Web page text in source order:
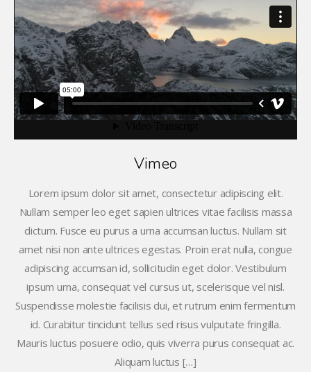
Vimeo
Lorem ipsum dolor sit amet, consectetur adipiscing elit.
Nullam semper leo eget sapien ultrices vitae facilisis massa
dictum. Fusce eu purus a urna accumsan luctus. Nullam sit
amet nisi non ante ultrices egestas. Proin erat nulla, congue
adipiscing accumsan id, sollicitudin eget dolor. Vestibulum
ipsum urna, consequat vel cursus ut, scelerisque vel nisl.
Suspendisse molestie facilisis dui, et rutrum enim fermentum
id. Curabitur tincidunt tellus sed risus vulputate fringilla.
Mauris luctus posuere odio, quis viverra purus consequat ac.
Aliquam luctus […]